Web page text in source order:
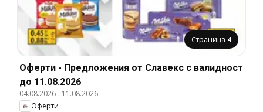
Страница 4
Оферти - Предложения от Славекс с валидност
до 11.08.2026
04.08.2026- 11.08.2026
Оферти